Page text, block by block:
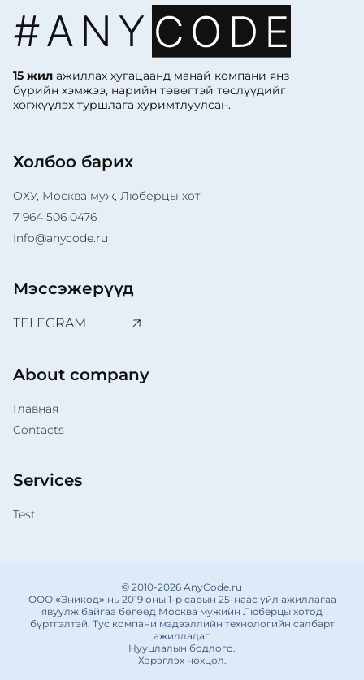
15 жил ажиллах хугацаанд манай компани янз
бүрийн хэмжээ, нарийн төвөгтэй төслүүдийг
хөгжүүлэх туршлага хуримтлуулсан.
Холбоо барих
ОХУ, Москва муж, Люберцы хот
7 964 506 0476
Info@anycode.ru
About company
Главная
Contacts
Services
Test
Мэссэжерүүд
TELEGRAM
© 2010-2026 AnyCode.ru
ООО «Эникод» нь 2019 оны 1-р сарын 25-наас үйл ажиллагаа
явуулж байгаа бөгөөд Москва мужийн Люберцы хотод
бүртгэлтэй. Тус компани мэдээллийн технологийн салбарт
ажилладаг.
Нууцлалын бодлого.
Хэрэглэх нөхцөл.